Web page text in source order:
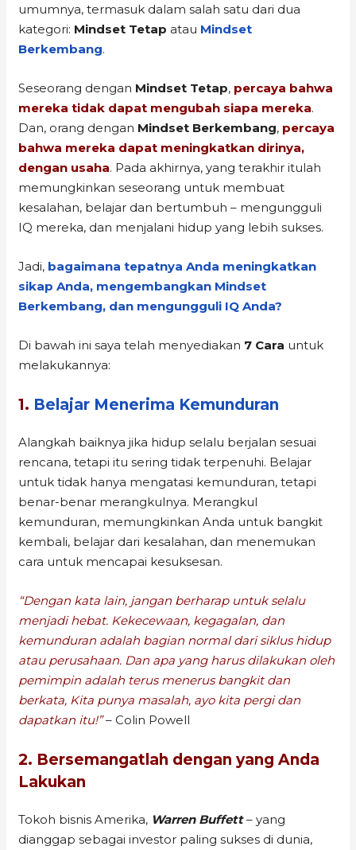
umumnya, termasuk dalam salah satu dari dua
kategori: Mindset Tetap atau Mindset
Berkembang.
Seseorang dengan Mindset Tetap, percaya bahwa
mereka tidak dapat mengubah siapa mereka.
Dan, orang dengan Mindset Berkembang, percaya
bahwa mereka dapat meningkatkan dirinya,
dengan usaha. Pada akhirnya, yang terakhir itulah
memungkinkan seseorang untuk membuat
kesalahan, belajar dan bertumbuh – mengungguli
IQ mereka, dan menjalani hidup yang lebih sukses.
Jadi, bagaimana tepatnya Anda meningkatkan
sikap Anda, mengembangkan Mindset
Berkembang, dan mengungguli IQ Anda?
Di bawah ini saya telah menyediakan 7 Cara untuk
melakukannya:
1. Belajar Menerima Kemunduran
Alangkah baiknya jika hidup selalu berjalan sesuai
rencana, tetapi itu sering tidak terpenuhi. Belajar
untuk tidak hanya mengatasi kemunduran, tetapi
benar-benar merangkulnya. Merangkul
kemunduran, memungkinkan Anda untuk bangkit
kembali, belajar dari kesalahan, dan menemukan
cara untuk mencapai kesuksesan.
“Dengan kata lain, jangan berharap untuk selalu
menjadi hebat. Kekecewaan, kegagalan, dan
kemunduran adalah bagian normal dari siklus hidup
atau perusahaan. Dan apa yang harus dilakukan oleh
pemimpin adalah terus menerus bangkit dan
berkata, Kita punya masalah, ayo kita pergi dan
dapatkan itu!”– Colin Powell
2. Bersemangatlah dengan yang Anda
Lakukan
Tokoh bisnis Amerika, Warren Buffett– yang
dianggap sebagai investor paling sukses di dunia,